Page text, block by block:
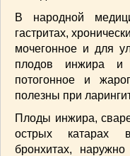
Печенье(22)
Пироги (139)
Пирожные(13)
Торты без выпечки
НАПИТКИ
КРАСОТА И
САМОРАЗВИТИЕ(12)
В народной
гастритах,
мочегонное и для
плодов инжира и
потогонное и
полезны при
Плоды инжира,
острых катарах
бронхитах,